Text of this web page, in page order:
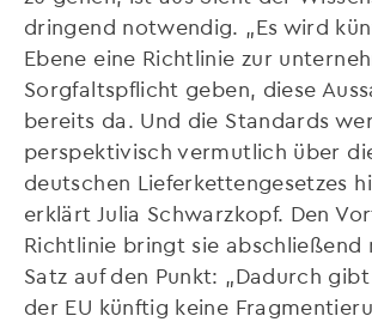
dringend notwendig. „Es wird
Ebene eine Richtlinie zur
Sorgfaltspflicht geben, diese
bereits da. Und die Standards
perspektivisch vermutlich über
deutschen Lieferkettengesetzes
erklärt Julia Schwarzkopf. Den
Richtlinie bringt sie abschließend
Satz auf den Punkt: „Dadurch
der EU künftig keine